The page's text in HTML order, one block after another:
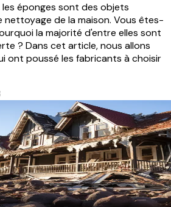
éponges sont des objets
nettoyage de la maison. Vous êtes-
la majorité d'entre elles sont
? Dans cet article, nous allons
ont poussé les fabricants à choisir